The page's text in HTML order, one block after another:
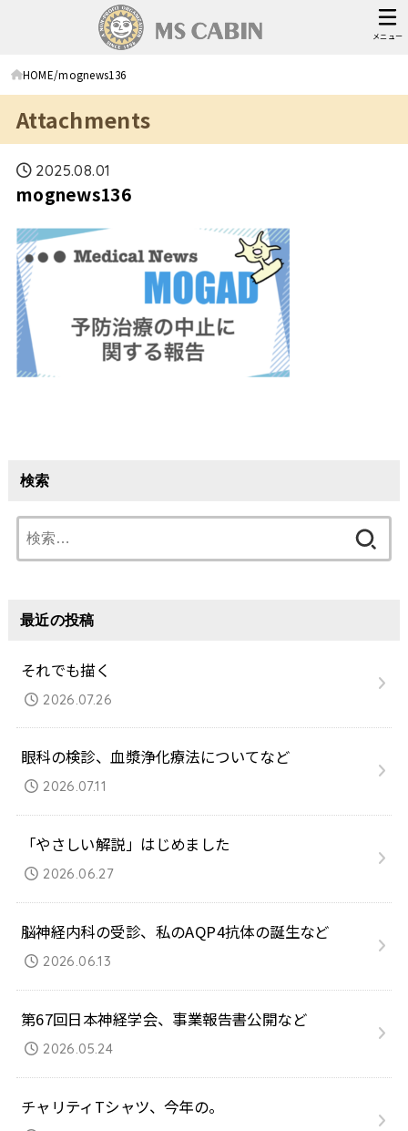
メニュー
HOME mognews136
Attachments
2025.08.01
mognews136
検索
索:
最近の投稿
それでも描く
2026.07.26
眼科の検診、血漿浄化療法についてなど
2026.07.11
「やさしい解説」はじめました
2026.06.27
脳神経内科の受診、私のAQP4抗体の誕生など
2026.06.13
第67回日本神経学会、事業報告書公開など
2026.05.24
チャリティTシャツ、今年の。